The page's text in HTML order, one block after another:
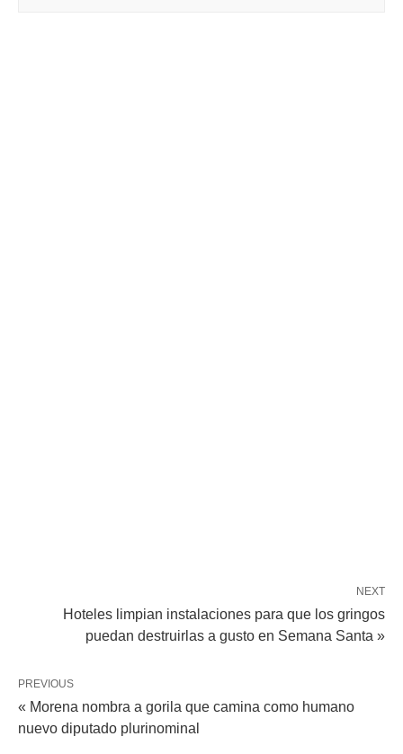
NEXT
Hoteles limpian instalaciones para que los gringos
puedan destruirlas a gusto en Semana Santa »
PREVIOUS
« Morena nombra a gorila que camina como humano
nuevo diputado plurinominal